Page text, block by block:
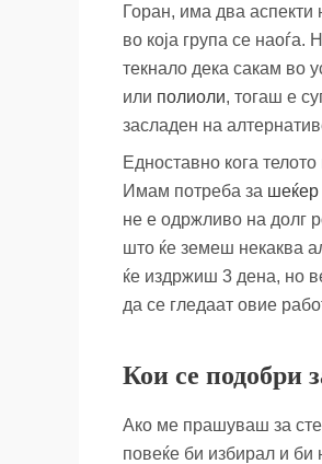
Горан, има два аспекти
во која група се
текнало дека сакам во
или полиоли, тогаш е
засладен на
Едноставно кога
Имам потреба за шеќер
не е одржливо на долг
што ќе земеш некаква
ќе издржиш 3 дена, но
да се гледаат овие
Кои се подобри
Aко ме прашуваш за
повеќе би избирал и би